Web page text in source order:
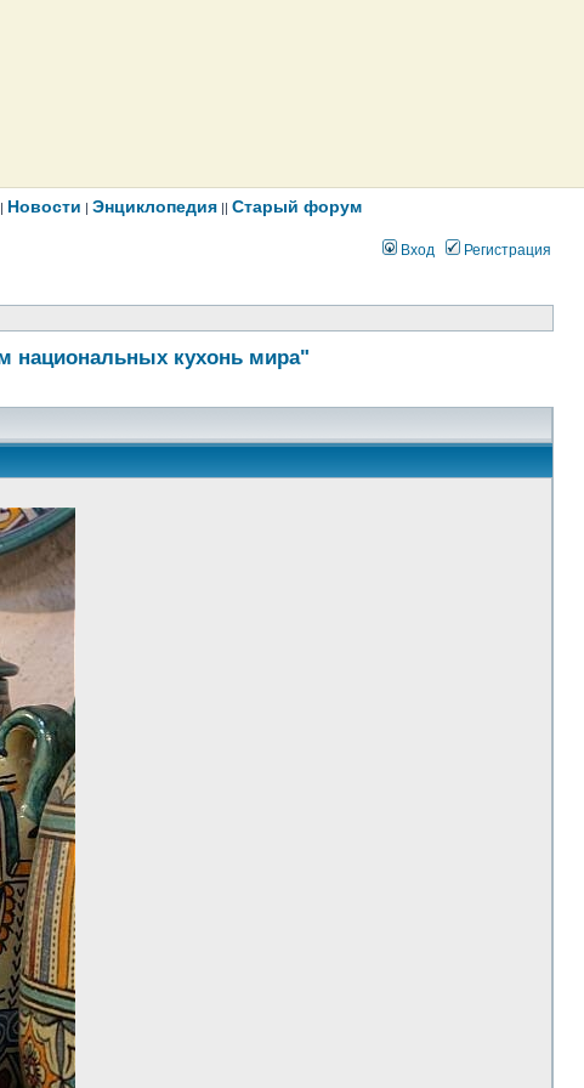
| Новости | Энциклопедия || Старый форум
Вход Регистрация
национальных кухонь мира"